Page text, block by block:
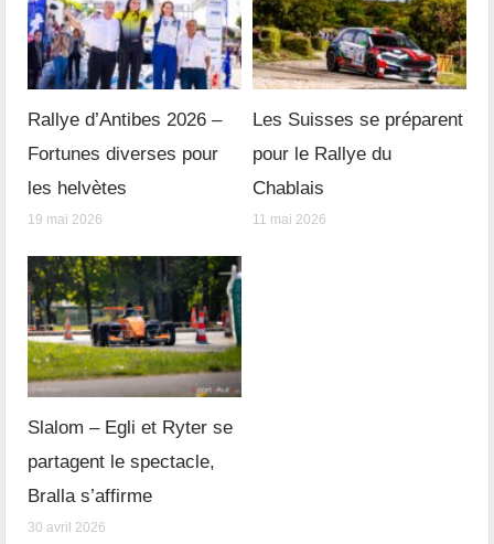
Rallye d’Antibes 2026 –
Fortunes diverses pour
les helvètes
19 mai 2026
Les Suisses se préparent
pour le Rallye du
Chablais
11 mai 2026
Slalom – Egli et Ryter se
partagent le spectacle,
Bralla s’affirme
30 avril 2026